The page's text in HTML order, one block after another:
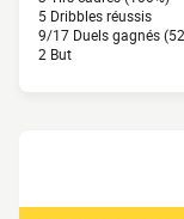
5 Dribbles réussis
9/17 Duels gagnés
2 But